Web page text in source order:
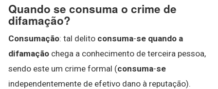
Quando se consuma o crime de
difamação?
Consumação: tal delito consuma-se quando a
difamação chega a conhecimento de terceira pessoa,
sendo este um crime formal (consuma-se
independentemente de efetivo dano à reputação).